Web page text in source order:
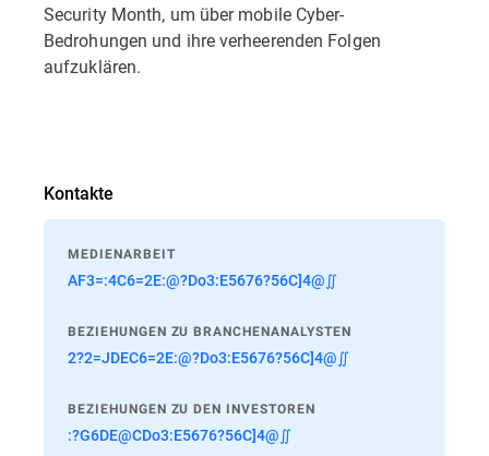
Security Month, um über mobile Cyber-
Bedrohungen und ihre verheerenden Folgen
aufzuklären.
Kontakte
MEDIENARBEIT
AF3=:4C6=2E:@?Do3:E5676?56C]4@∬
BEZIEHUNGEN ZU BRANCHENANALYSTEN
2?2=JDEC6=2E:@?Do3:E5676?56C]4@∬
BEZIEHUNGEN ZU DEN INVESTOREN
:?G6DE@CDo3:E5676?56C]4@∬